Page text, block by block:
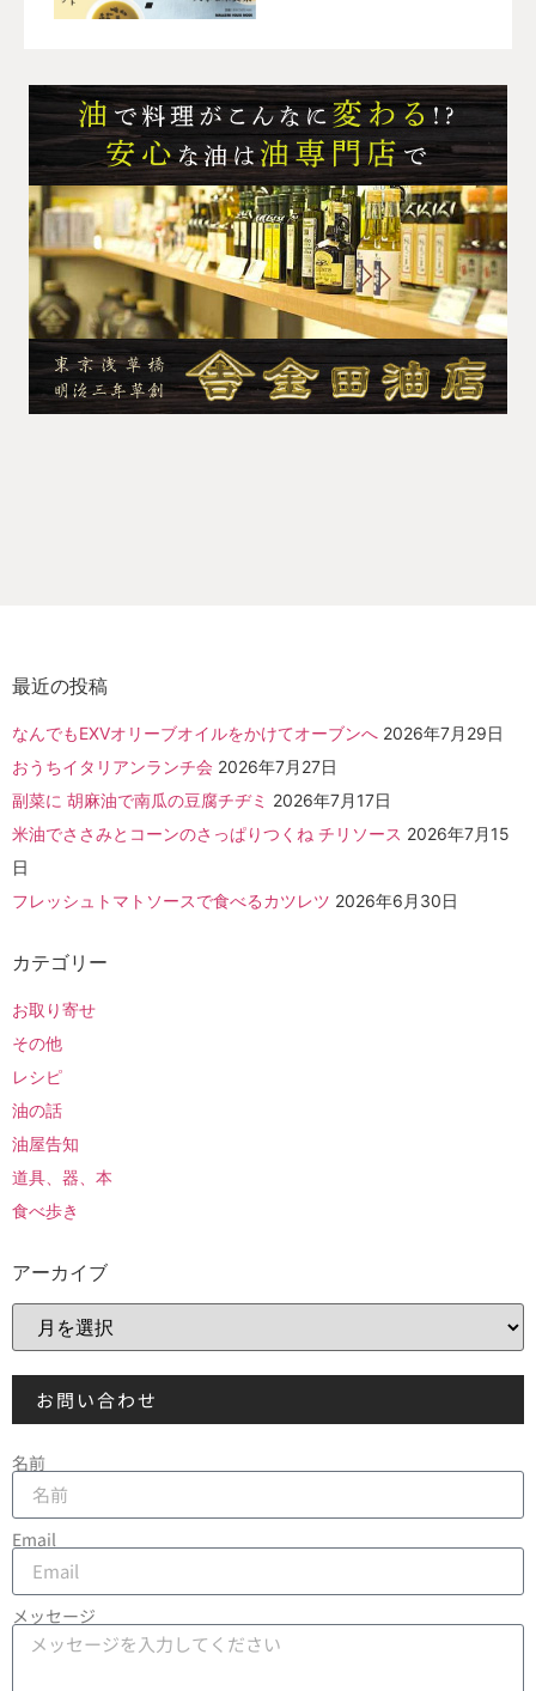
最近の投稿
なんでもEXVオリーブオイルをかけてオーブンへ 2026年7月29日
おうちイタリアンランチ会 2026年7月27日
副菜に 胡麻油で南瓜の豆腐チヂミ 2026年7月17日
米油でささみとコーンのさっぱりつくね チリソース 2026年7月15
日
フレッシュトマトソースで食べるカツレツ 2026年6月30日
カテゴリー
お取り寄せ
その他
レシピ
油の話
油屋告知
道具、器、本
食べ歩き
アーカイブ
お問い合わせ
名前
Email
メッセージ